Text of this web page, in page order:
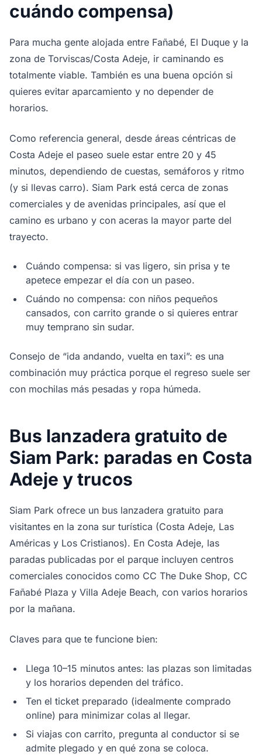
cuándo compensa)
Para mucha gente alojada entre Fañabé, El Duque y la
zona de Torviscas/Costa Adeje, ir caminando es
totalmente viable. También es una buena opción si
quieres evitar aparcamiento y no depender de
horarios.
Como referencia general, desde áreas céntricas de
Costa Adeje el paseo suele estar entre 20 y 45
minutos, dependiendo de cuestas, semáforos y ritmo
(y si llevas carro). Siam Park está cerca de zonas
comerciales y de avenidas principales, así que el
camino es urbano y con aceras la mayor parte del
trayecto.
Cuándo compensa: si vas ligero, sin prisa y te
apetece empezar el día con un paseo.
Cuándo no compensa: con niños pequeños
cansados, con carrito grande o si quieres entrar
muy temprano sin sudar.
Consejo de “ida andando, vuelta en taxi”: es una
combinación muy práctica porque el regreso suele ser
con mochilas más pesadas y ropa húmeda.
Bus lanzadera gratuito de
Siam Park: paradas en Costa
Adeje y trucos
Siam Park ofrece un bus lanzadera gratuito para
visitantes en la zona sur turística (Costa Adeje, Las
Américas y Los Cristianos). En Costa Adeje, las
paradas publicadas por el parque incluyen centros
comerciales conocidos como CC The Duke Shop, CC
Fañabé Plaza y Villa Adeje Beach, con varios horarios
por la mañana.
Claves para que te funcione bien:
Llega 10–15 minutos antes: las plazas son limitadas
y los horarios dependen del tráfico.
Ten el ticket preparado (idealmente comprado
online) para minimizar colas al llegar.
Si viajas con carrito, pregunta al conductor si se
admite plegado y en qué zona se coloca.